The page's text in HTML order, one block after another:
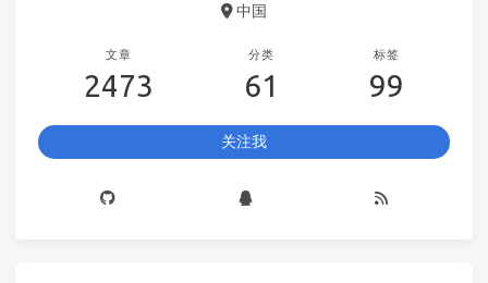
中国
文章
2473
分类
61
标签
99
关注我